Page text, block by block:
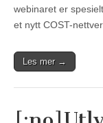
webinaret er
et nytt COST-
Les mer →